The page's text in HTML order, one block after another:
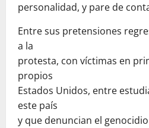
personalidad, y pare de
Entre sus pretensiones
a la
protesta, con víctimas en
propios
Estados Unidos, entre
este país
y que denuncian el